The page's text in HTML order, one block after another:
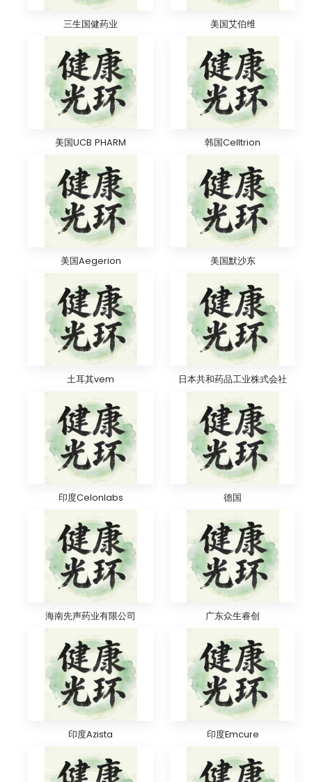
三生国健药业 美国艾伯维
美国UCB PHARM 韩国Celltrion
美国Aegerion 美国默沙东
土耳其vem 日本共和药品工业株式会社
印度Celonlabs 德国
海南先声药业有限公司 广东众生睿创
印度Azista 印度Emcure